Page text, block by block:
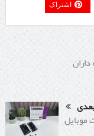
اشتراک
موبایل